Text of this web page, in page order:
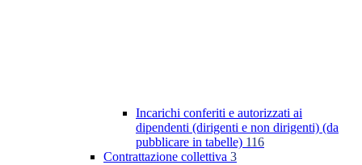
Incarichi conferiti e autorizzati ai
dipendenti (dirigenti e non dirigenti) (da
pubblicare in tabelle) 116
Contrattazione collettiva 3